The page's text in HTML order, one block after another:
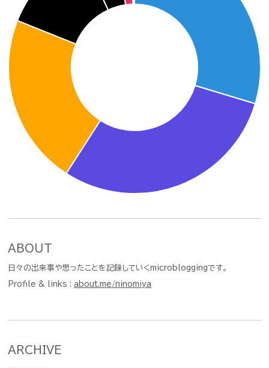
ABOUT
日々の出来事や思ったことを記録していくmicrobloggingです。
Profile & links : about.me/ninomiya
ARCHIVE